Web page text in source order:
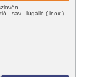
, sav-, lúgálló ( inox )